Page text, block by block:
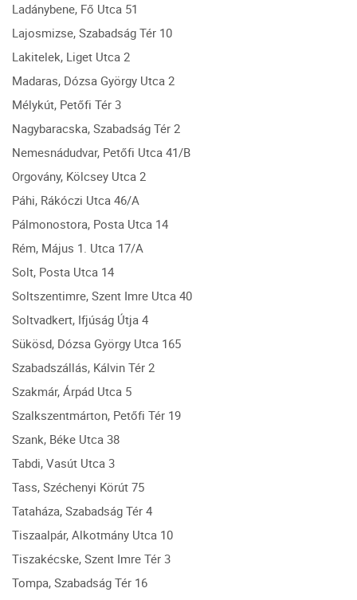
Ladánybene, Fő Utca 51
Lajosmizse, Szabadság Tér 10
Lakitelek, Liget Utca 2
Madaras, Dózsa György Utca 2
Mélykút, Petőfi Tér 3
Nagybaracska, Szabadság Tér 2
Nemesnádudvar, Petőfi Utca 41/B
Orgovány, Kölcsey Utca 2
Páhi, Rákóczi Utca 46/A
Pálmonostora, Posta Utca 14
Rém, Május 1. Utca 17/A
Solt, Posta Utca 14
Soltszentimre, Szent Imre Utca 40
Soltvadkert, Ifjúság Útja 4
Sükösd, Dózsa György Utca 165
Szabadszállás, Kálvin Tér 2
Szakmár, Árpád Utca 5
Szalkszentmárton, Petőfi Tér 19
Szank, Béke Utca 38
Tabdi, Vasút Utca 3
Tass, Széchenyi Körút 75
Tataháza, Szabadság Tér 4
Tiszaalpár, Alkotmány Utca 10
Tiszakécske, Szent Imre Tér 3
Tompa, Szabadság Tér 16